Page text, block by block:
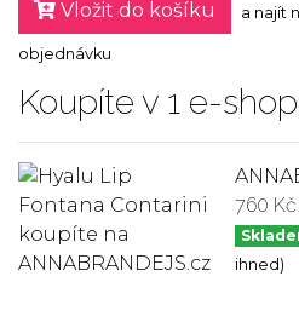
Vložit do košíku a najít
objednávku
Koupíte v 1 e-
760 Kč
ihned)